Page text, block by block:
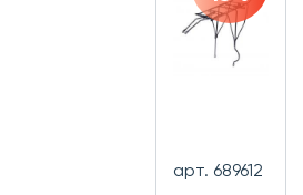
арт. 689612